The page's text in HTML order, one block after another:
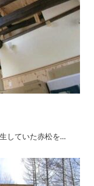
していた赤松を…